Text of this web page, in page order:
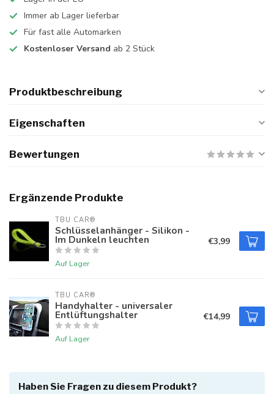
Immer ab Lager lieferbar
Für fast alle Automarken
Kostenloser Versand ab 2 Stück
Produktbeschreibung
Eigenschaften
Bewertungen
Ergänzende Produkte
TBU CAR®
Schlüsselanhänger - Silikon -
Im Dunkeln leuchten
Auf Lager
€3,99
TBU CAR®
Handyhalter - universaler
Entlüftungshalter
Auf Lager
€14,99
Haben Sie Fragen zu diesem Produkt?